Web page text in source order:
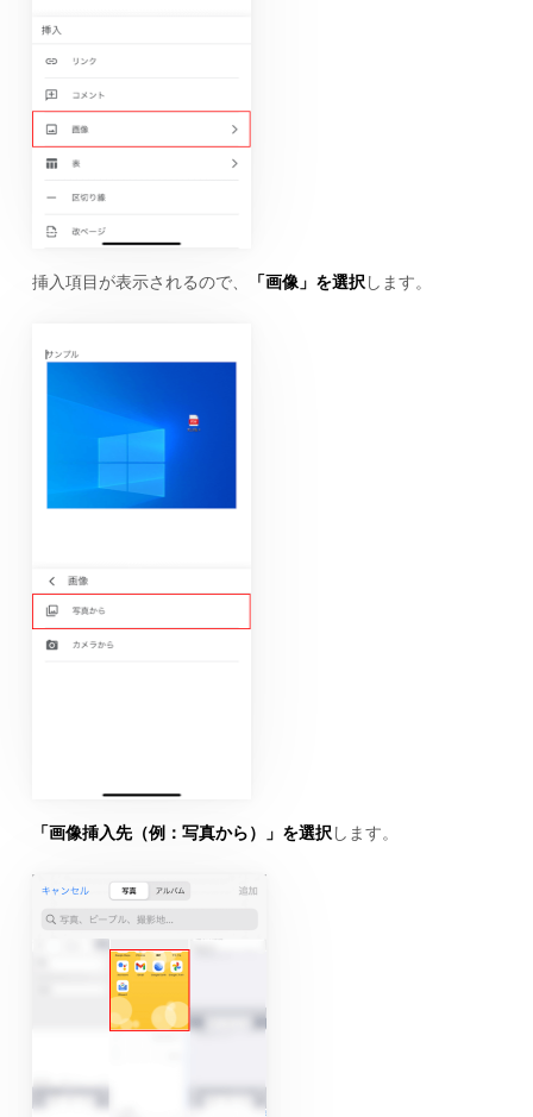
挿入項目が表示されるので、 「画像」を選択 します。
「画像挿入先（例：写真から）」を選択 します。